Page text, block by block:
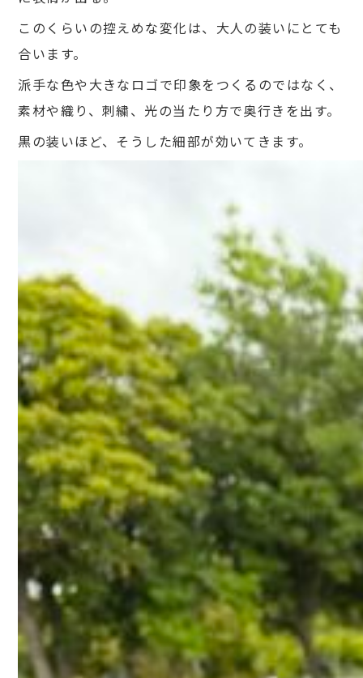
このくらいの控えめな変化は、大人の装いにとても
合います。
派手な色や大きなロゴで印象をつくるのではなく、
素材や織り、刺繍、光の当たり方で奥行きを出す。
黒の装いほど、そうした細部が効いてきます。